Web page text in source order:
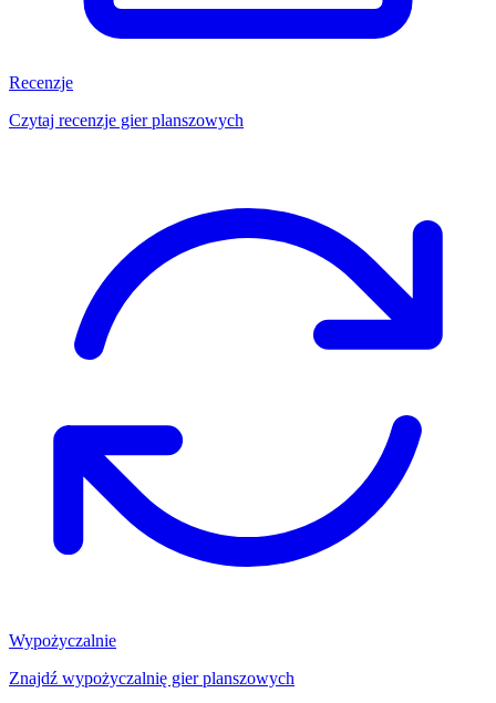
Recenzje
Czytaj recenzje gier planszowych
Wypożyczalnie
Znajdź wypożyczalnię gier planszowych